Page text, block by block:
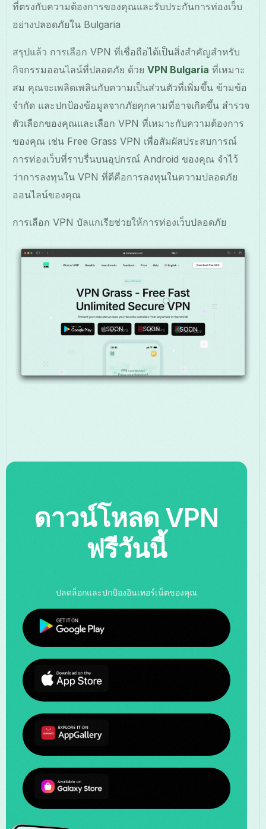
ที่ตรงกับความต้องการของคุณและรับประกันการท่องเว็บ
อย่างปลอดภัยใน Bulgaria
สรุปแล้ว การเลือก VPN ที่เชื่อถือได้เป็นสิ่งสำคัญสำหรับ
กิจกรรมออนไลน์ที่ปลอดภัย ด้วยVPN Bulgaria ที่เหมาะ
สม คุณจะเพลิดเพลินกับความเป็นส่วนตัวที่เพิ่มขึ้น ข้ามข้อ
จำกัด และปกป้องข้อมูลจากภัยคุกคามที่อาจเกิดขึ้น สำรวจ
ตัวเลือกของคุณและเลือก VPN ที่เหมาะกับความต้องการ
ของคุณ เช่น Free Grass VPN เพื่อสัมผัสประสบการณ์
การท่องเว็บที่ราบรื่นบนอุปกรณ์ Android ของคุณ จำไว้
ว่าการลงทุนใน VPN ที่ดีคือการลงทุนในความปลอดภัย
ออนไลน์ของคุณ
การเลือก VPN บัลแกเรียช่วยให้การท่องเว็บปลอดภัย
ดาวน์โหลด VPN
ฟรีวันนี้
ปลดล็อกและปกป้องอินเทอร์เน็ตของคุณ